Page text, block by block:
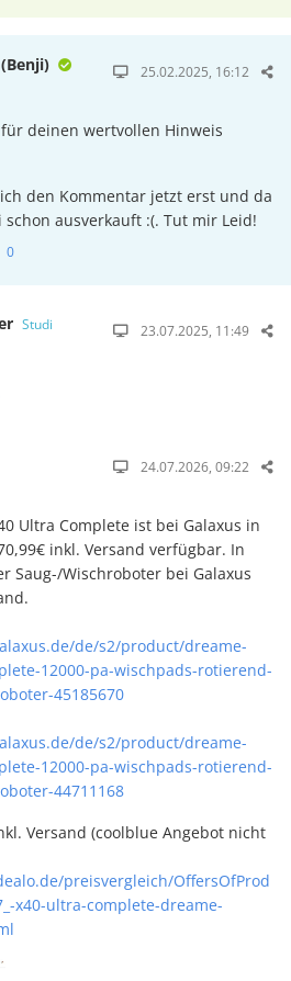
25.02.2025, 16:12
deinen wertvollen Hinweis
den Kommentar jetzt erst und da
schon ausverkauft :(. Tut mir Leid!
0
Studi 23.07.2025, 11:49
24.07.2026, 09:22
Ultra Complete ist bei Galaxus in
inkl. Versand verfügbar. In
Saug-/Wischroboter bei Galaxus
de/s2/product/dreame-
12000-pa-wischpads-rotierend-
45185670
de/s2/product/dreame-
12000-pa-wischpads-rotierend-
44711168
Versand (coolblue Angebot nicht
preisvergleich/OffersOfProd
x40-ultra-complete-dreame-